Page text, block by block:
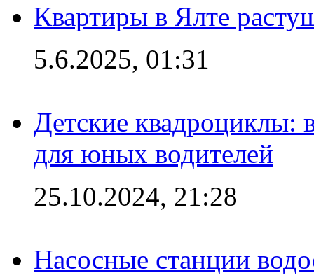
Квартиры в Ялте
5.6.2025, 01:31
Детские квадроциклы:
для юных водителей
25.10.2024, 21:28
Насосные станции